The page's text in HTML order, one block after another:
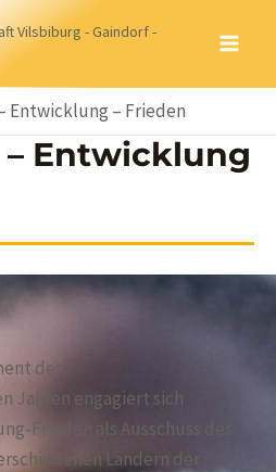
Vilsbiburg - Gaindorf -
Entwicklung – Frieden
– Entwicklung
der
Jahren engagiert sich
Frieden als Ausschuss des
Ländern der